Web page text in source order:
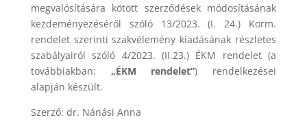
megvalósítására kötött szerződések módosításának
kezdeményezéséről szóló 13/2023. (I. 24.) Korm.
rendelet szerinti szakvélemény kiadásának részletes
szabályairól szóló 4/2023. (II.23.) ÉKM rendelet (a
továbbiakban: „ÉKM rendelet”) rendelkezései
alapján készült.
Szerző: dr. Nánási Anna